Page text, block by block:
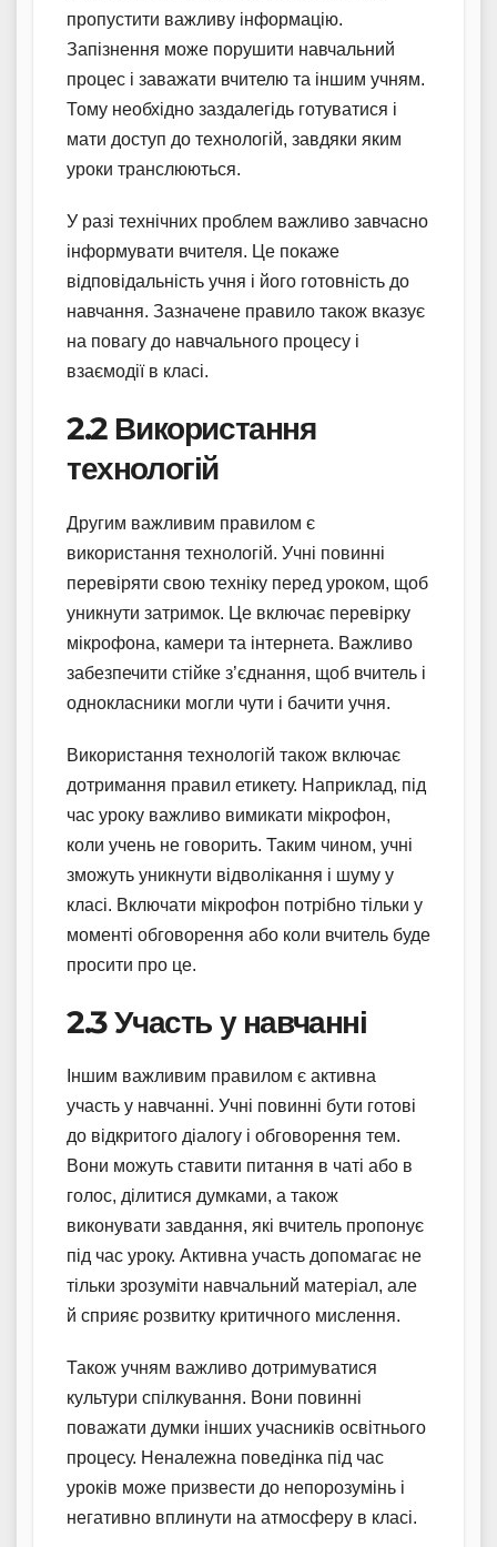
пропустити важливу інформацію.
Запізнення може порушити навчальний
процес і заважати вчителю та іншим учням.
Тому необхідно заздалегідь готуватися і
мати доступ до технологій, завдяки яким
уроки транслюються.
У разі технічних проблем важливо завчасно
інформувати вчителя. Це покаже
відповідальність учня і його готовність до
навчання. Зазначене правило також вказує
на повагу до навчального процесу і
взаємодії в класі.
2.2 Використання
технологій
Другим важливим правилом є
використання технологій. Учні повинні
перевіряти свою техніку перед уроком, щоб
уникнути затримок. Це включає перевірку
мікрофона, камери та інтернета. Важливо
забезпечити стійке з’єднання, щоб вчитель і
однокласники могли чути і бачити учня.
Використання технологій також включає
дотримання правил етикету. Наприклад, під
час уроку важливо вимикати мікрофон,
коли учень не говорить. Таким чином, учні
зможуть уникнути відволікання і шуму у
класі. Включати мікрофон потрібно тільки у
моменті обговорення або коли вчитель буде
просити про це.
2.3 Участь у навчанні
Іншим важливим правилом є активна
участь у навчанні. Учні повинні бути готові
до відкритого діалогу і обговорення тем.
Вони можуть ставити питання в чаті або в
голос, ділитися думками, а також
виконувати завдання, які вчитель пропонує
під час уроку. Активна участь допомагає не
тільки зрозуміти навчальний матеріал, але
й сприяє розвитку критичного мислення.
Також учням важливо дотримуватися
культури спілкування. Вони повинні
поважати думки інших учасників освітнього
процесу. Неналежна поведінка під час
уроків може призвести до непорозумінь і
негативно вплинути на атмосферу в класі.